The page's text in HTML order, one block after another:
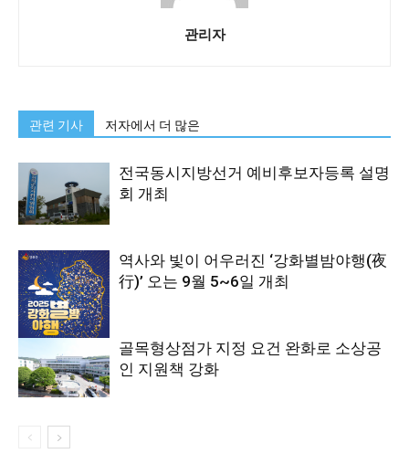
관리자
관련 기사 저자에서 더 많은
전국동시지방선거 예비후보자등록 설명
회 개최
역사와 빛이 어우러진 ‘강화별밤야행(夜
行)’ 오는 9월 5~6일 개최
골목형상점가 지정 요건 완화로 소상공
인 지원책 강화